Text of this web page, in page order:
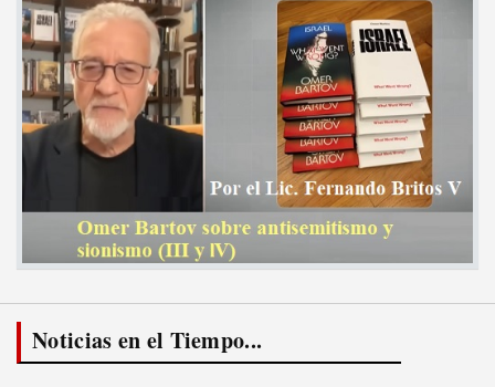
Noticias en el Tiempo...